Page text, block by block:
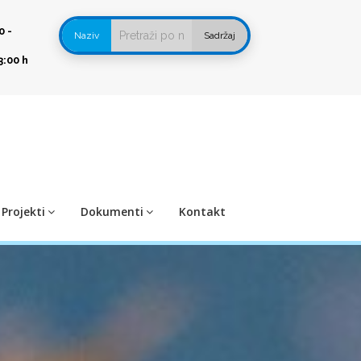
-
h
Naziv Sadržaj
Projekti Dokumenti Kontakt